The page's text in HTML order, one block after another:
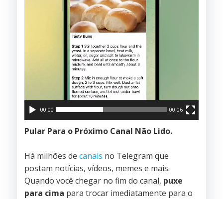
00:00 00:06
Pular Para o Próximo Canal Não Lido.
Há milhões de canais no Telegram que
postam notícias, vídeos, memes e mais.
Quando você chegar no fim do canal, puxe
para cima para trocar imediatamente para o